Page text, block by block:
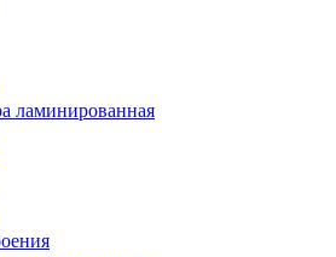
ламинированная